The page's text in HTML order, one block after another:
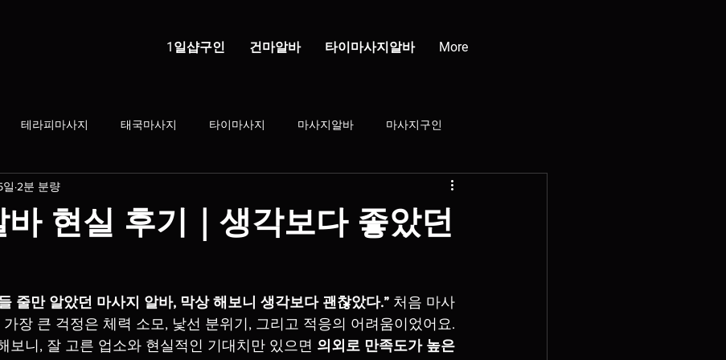
1일샵구인 건마알바 타이마사지알바 More
테라피마사지 태국마사지 타이마사지 마사지알바 마사지구인
건전마사지
알바 스웨디시 알바 스웨디시알바초보 배농사알바 배재배
바 현실 후기｜생각보다 좋았던
일 2분 분량
줄만 알았던 마사지 알바, 막상 해보니 생각보다 괜찮았다.” 처음 마사
장 큰 걱정은 체력 소모, 낯선 분위기, 그리고 적응의 어려움이었어요.
보니, 잘 고른 업소와 현실적인 기대치만 있으면 의외로 만족도가 높은